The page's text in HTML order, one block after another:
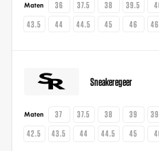
Maten 36 37.5 38 39.5
43.5
44 44.5 45 46
Sneakeregeer
Maten 37 37.5 38 39
42.5
43.5 44 44.5 45